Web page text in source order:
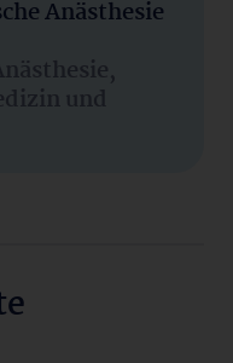
Anästhesie
und